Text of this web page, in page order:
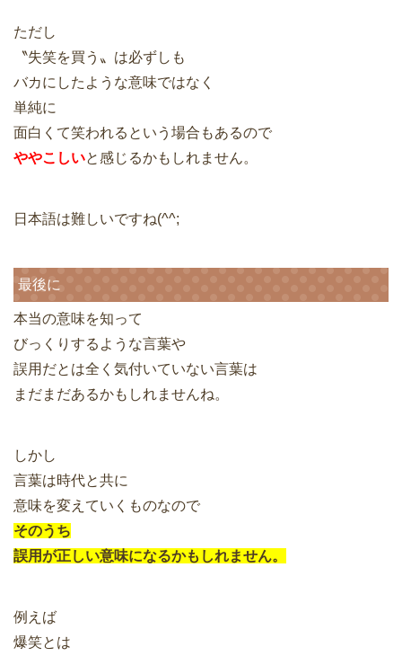
ただし
〝失笑を買う〟は必ずしも
バカにしたような意味ではなく
単純に
面白くて笑われるという場合もあるので
ややこしいと感じるかもしれません。
日本語は難しいですね(^^;
最後に
本当の意味を知って
びっくりするような言葉や
誤用だとは全く気付いていない言葉は
まだまだあるかもしれませんね。
しかし
言葉は時代と共に
意味を変えていくものなので
そのうち
誤用が正しい意味になるかもしれません。
例えば
爆笑とは